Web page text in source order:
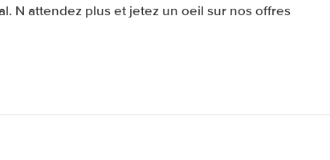
N attendez plus et jetez un oeil sur nos offres